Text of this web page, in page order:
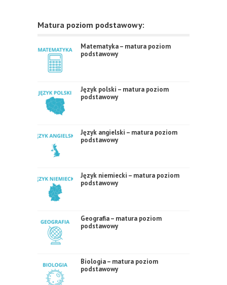
Matura poziom podstawowy:
Matematyka – matura poziom
podstawowy
Język polski – matura poziom
podstawowy
Język angielski – matura poziom
podstawowy
Język niemiecki – matura poziom
podstawowy
Geografia – matura poziom
podstawowy
Biologia – matura poziom
podstawowy